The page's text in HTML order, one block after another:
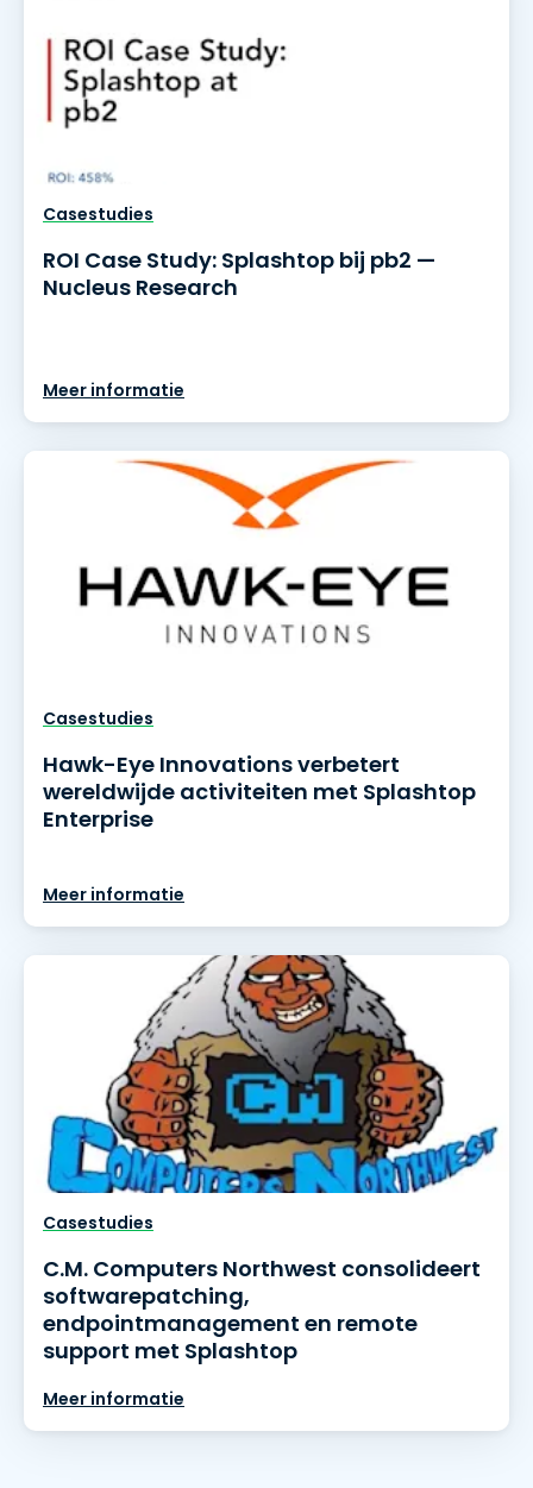
Casestudies
ROI Case Study: Splashtop bij pb2 —
Nucleus Research
Meer informatie
Casestudies
Hawk-Eye Innovations verbetert
wereldwijde activiteiten met Splashtop
Enterprise
Meer informatie
Casestudies
C.M. Computers Northwest consolideert
softwarepatching,
endpointmanagement en remote
support met Splashtop
Meer informatie